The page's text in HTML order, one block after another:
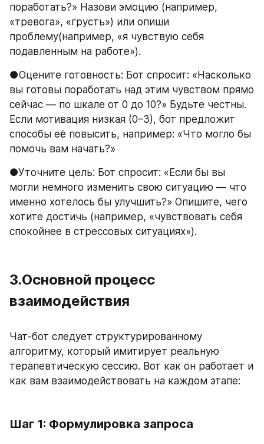
поработать?» Назови эмоцию (например,
«тревога», «грусть») или опиши
проблему(например, «я чувствую себя
подавленным на работе»).
●Оцените готовность: Бот спросит: «Насколько
вы готовы поработать над этим чувством прямо
сейчас — по шкале от 0 до 10?» Будьте честны.
Если мотивация низкая (0–3), бот предложит
способы её повысить, например: «Что могло бы
помочь вам начать?»
●Уточните цель: Бот спросит: «Если бы вы
могли немного изменить свою ситуацию — что
именно хотелось бы улучшить?» Опишите, чего
хотите достичь (например, «чувствовать себя
спокойнее в стрессовых ситуациях»).
3.Основной процесс
взаимодействия
Чат-бот следует структурированному
алгоритму, который имитирует реальную
терапевтическую сессию. Вот как он работает и
как вам взаимодействовать на каждом этапе:
Шаг 1: Формулировка запроса